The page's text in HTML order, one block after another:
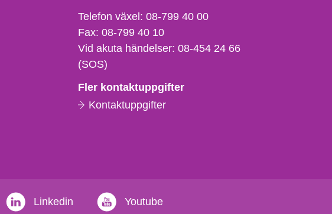
Telefon,
fax
och
e-
Telefon växel:08-799 40 00
Fax:08-799 40 10
Vid akuta händelser:08-454 24 66
(SOS)
Fler kontaktuppgifter
Kontaktuppgifter
Linkedin Youtube